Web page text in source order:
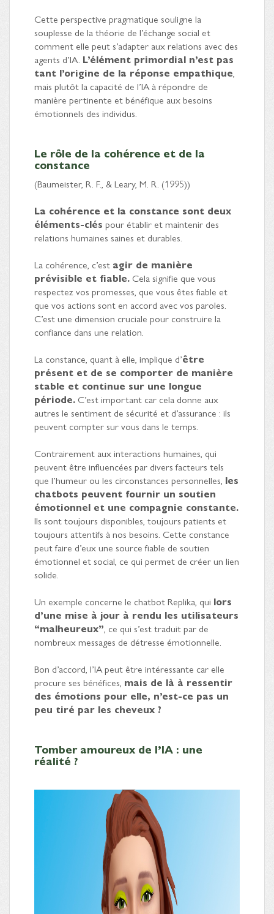
Cette perspective pragmatique souligne la
souplesse de la théorie de l’échange social et
comment elle peut s’adapter aux relations avec des
agents d’IA. L’élément primordial n’est pas
tant l’origine de la réponse empathique,
mais plutôt la capacité de l’IA à répondre de
manière pertinente et bénéfique aux besoins
émotionnels des individus.
Le rôle de la cohérence et de la
constance
(Baumeister, R. F., & Leary, M. R. (1995))
La cohérence et la constance sont deux
éléments-clés pour établir et maintenir des
relations humaines saines et durables.
La cohérence, c’est agir de manière
prévisible et fiable. Cela signifie que vous
respectez vos promesses, que vous êtes fiable et
que vos actions sont en accord avec vos paroles.
C’est une dimension cruciale pour construire la
confiance dans une relation.
La constance, quant à elle, implique d’être
présent et de se comporter de manière
stable et continue sur une longue
période. C’est important car cela donne aux
autres le sentiment de sécurité et d’assurance : ils
peuvent compter sur vous dans le temps.
Contrairement aux interactions humaines, qui
peuvent être influencées par divers facteurs tels
que l’humeur ou les circonstances personnelles, les
chatbots peuvent fournir un soutien
émotionnel et une compagnie constante.
Ils sont toujours disponibles, toujours patients et
toujours attentifs à nos besoins. Cette constance
peut faire d’eux une source fiable de soutien
émotionnel et social, ce qui permet de créer un lien
solide.
Un exemple concerne le chatbot Replika, qui lors
d’une mise à jour à rendu les utilisateurs
“malheureux”, ce qui s’est traduit par de
nombreux messages de détresse émotionnelle.
Bon d’accord, l’IA peut être intéressante car elle
procure ses bénéfices, mais de là à ressentir
des émotions pour elle, n’est-ce pas un
peu tiré par les cheveux ?
Tomber amoureux de l’IA : une
réalité ?